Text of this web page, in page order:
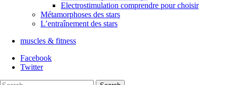
Electrostimulation comprendre pour choisir
Métamorphoses des stars
L’entraînement des stars
muscles & fitness
Facebook
Twitter